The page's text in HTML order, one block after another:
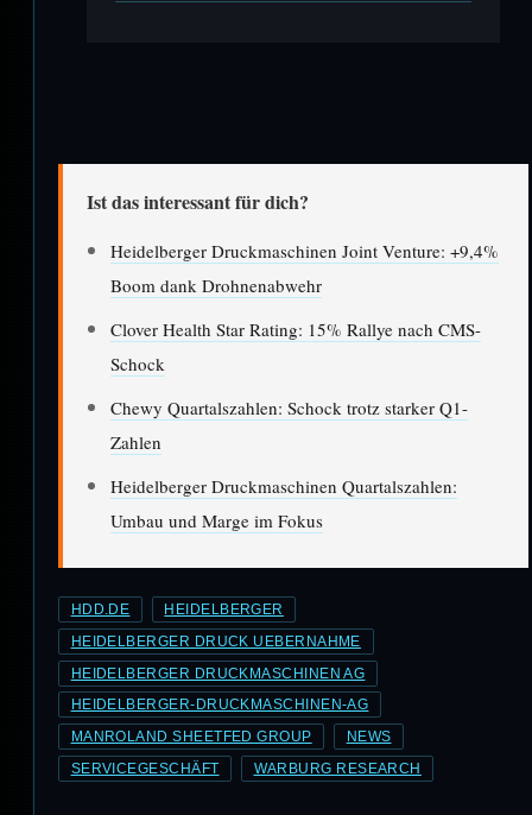
Ist das interessant für dich?
Heidelberger Druckmaschinen Joint Venture: +9,4%
Boom dank Drohnenabwehr
Clover Health Star Rating: 15% Rallye nach CMS-
Schock
Chewy Quartalszahlen: Schock trotz starker Q1-
Zahlen
Heidelberger Druckmaschinen Quartalszahlen:
Umbau und Marge im Fokus
HDD.DE HEIDELBERGER
HEIDELBERGER DRUCK UEBERNAHME
HEIDELBERGER DRUCKMASCHINEN AG
HEIDELBERGER-DRUCKMASCHINEN-AG
MANROLAND SHEETFED GROUP NEWS
SERVICEGESCHÄFT WARBURG RESEARCH